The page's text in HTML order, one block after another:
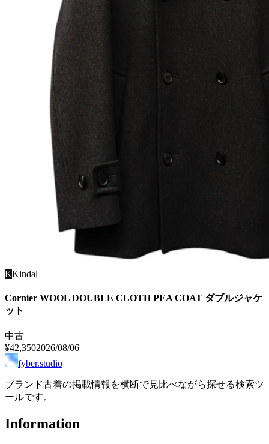
KKindal
Cornier WOOL DOUBLE CLOTH PEA COAT ダブルジャケ
ット
中古
¥42,3502026/08/06
fyber.studio
ブランド古着の掲載情報を横断で見比べながら探せる検索ツ
ールです。
Information